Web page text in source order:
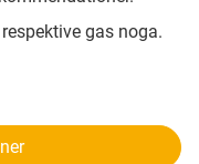
gas noga.